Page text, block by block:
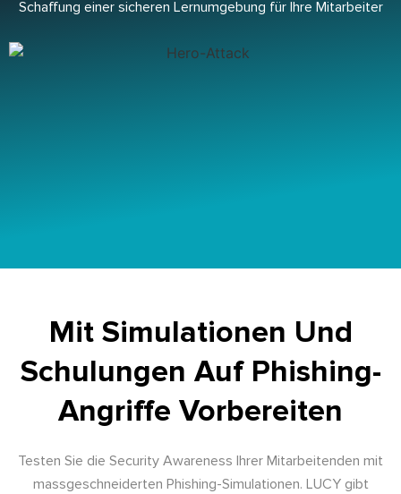
Schaffung einer sicheren Lernumgebung für Ihre Mitarbeiter
Mit Simulationen Und
Schulungen Auf Phishing-
Angriffe Vorbereiten
Testen Sie die Security Awareness Ihrer Mitarbeitenden mit
massgeschneiderten Phishing-Simulationen. LUCY gibt